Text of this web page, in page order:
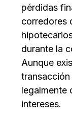
pérdidas
corredores
durante la
Aunque
legalmente
intereses.